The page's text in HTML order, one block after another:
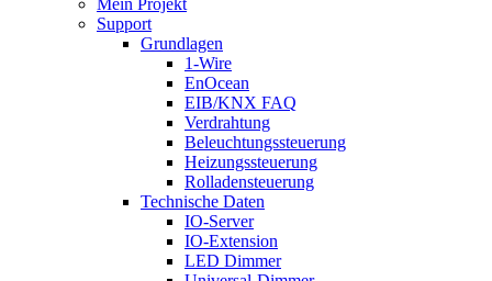
Mein Projekt
Support
Grundlagen
1-Wire
EnOcean
EIB/KNX FAQ
Verdrahtung
Beleuchtungssteuerung
Heizungssteuerung
Rolladensteuerung
Technische Daten
IO-Server
IO-Extension
LED Dimmer